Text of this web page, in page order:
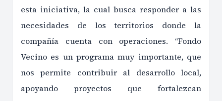
esta iniciativa, la cual busca responder a las
necesidades de los territorios donde la
compañía cuenta con operaciones. “Fondo
Vecino es un programa muy importante, que
nos permite contribuir al desarrollo local,
apoyando proyectos que fortalezcan